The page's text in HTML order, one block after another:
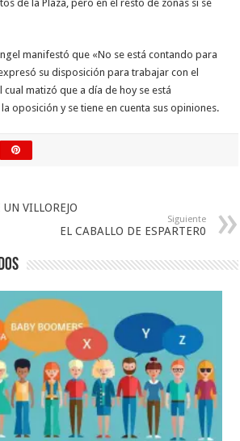
de la Plaza, pero en el resto de zonas si se
manifestó que «No se está contando para
su disposición para trabajar con el
matizó que a día de hoy se está
oposición y se tiene en cuenta sus opiniones.
VILLOREJO
Siguiente
EL CABALLO DE ESPARTER0